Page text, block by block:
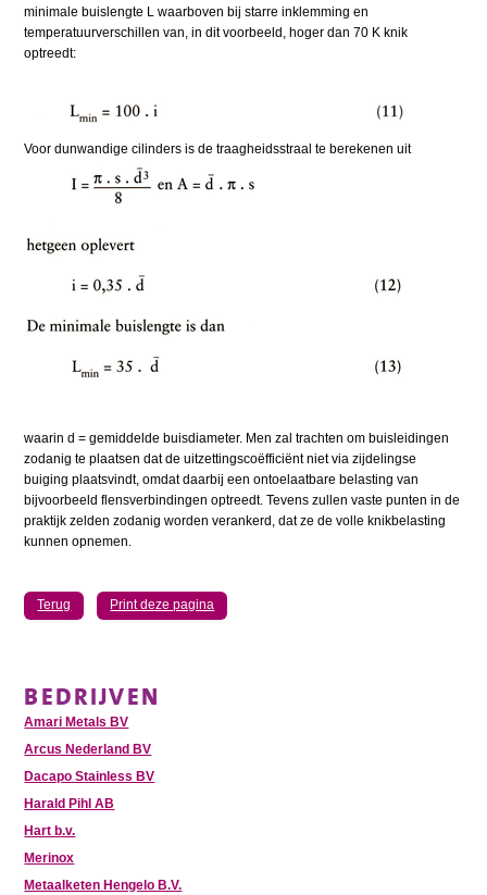
minimale buislengte L waarboven bij starre inklemming en
temperatuurverschillen van, in dit voorbeeld, hoger dan 70 K knik
optreedt:
Voor dunwandige cilinders is de traagheidsstraal te berekenen uit
waarin d = gemiddelde buisdiameter. Men zal trachten om buisleidingen
zodanig te plaatsen dat de uitzettingscoëfficiënt niet via zijdelingse
buiging plaatsvindt, omdat daarbij een ontoelaatbare belasting van
bijvoorbeeld flensverbindingen optreedt. Tevens zullen vaste punten in de
praktijk zelden zodanig worden verankerd, dat ze de volle knikbelasting
kunnen opnemen.
Terug Print deze pagina
BEDRIJVEN
Amari Metals BV
Arcus Nederland BV
Dacapo Stainless BV
Harald Pihl AB
Hart b.v.
Merinox
Metaalketen Hengelo B.V.